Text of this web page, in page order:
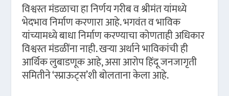
विश्वस्त मंडळाचा हा निर्णय गरीब व श्रीमंत यांमध्ये
भेदभाव निर्माण करणारा आहे. भगवंत व भाविक
यांच्यामध्ये बाधा निर्माण करण्याचा कोणताही अधिकार
विश्वस्त मंडळींना नाही. खऱ्या अर्थाने भाविकांची ही
आर्थिक लुबाडणूक आहे, असा आरोप हिंदू जनजागृती
समितीने ‘स्प्राऊट्स’शी बोलताना केला आहे.